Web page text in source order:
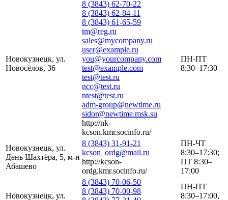
Новокузнецк, ул.
Новосёлов, 36
8 (3843) 62-70-22
8 (3843) 62-84-11
8 (3843) 61-65-59
tm@reg.ru
sales@mycompany.ru
user@example.ru
you@yourcompany.com
test@example.com
test@test.ru
ncc@test.ru
ntest@test.ru
adm-group@newtime.ru
sidor@newtime.msk.su
http://nk-
kcson.kmr.socinfo.ru/
ПН-ПТ
8:30–17:30
Новокузнецк, ул.
День Шахтёра, 5, м-н
Абашево
8 (3843) 31-91-21
kcson_ordg@mail.ru
http://kcson-
ordg.kmr.socinfo.ru/
ПН-ЧТ
8:30–17:30;
ПТ 8:30–
17:00
Новокузнецк, ул.
8 (3843) 70-06-50
8 (3843) 70-00-98
ПН-ПТ
8:30–17:00,